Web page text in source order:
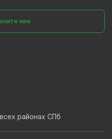
мне
районах СПб